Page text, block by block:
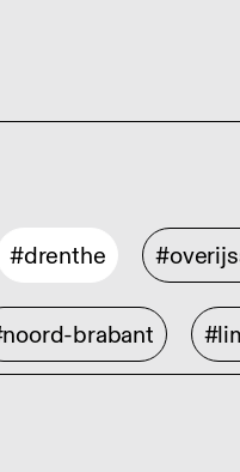
#drenthe
brabant